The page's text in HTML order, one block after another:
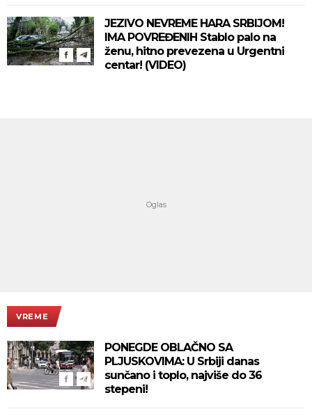
JEZIVO NEVREME HARA SRBIJOM!
IMA POVREĐENIH Stablo palo na
ženu, hitno prevezena u Urgentni
centar! (VIDEO)
VREME
PONEGDE OBLAČNO SA
PLJUSKOVIMA: U Srbiji danas
sunčano i toplo, najviše do 36
stepeni!